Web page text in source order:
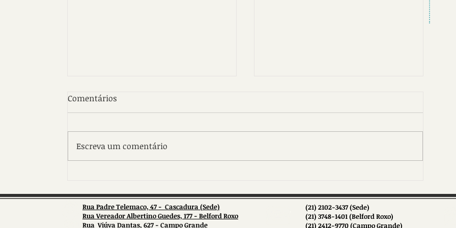
Cedae
anos do Sindicato
Comentários
Escreva um comentário
Rua Padre Telemaco, 47 - Cascadura (Sede)
Rua Vereador Albertino Guedes, 177 - Belford Roxo
Rua Viúva Dantas, 627 - Campo Grande
(21) 2102-3437 (Sede)
(21) 3748-1401 (Belford Roxo)
(21) 2412-9770 (Campo Grande)